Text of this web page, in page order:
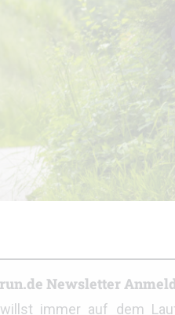
Bildergalerie zum
Newsletter
immer auf dem